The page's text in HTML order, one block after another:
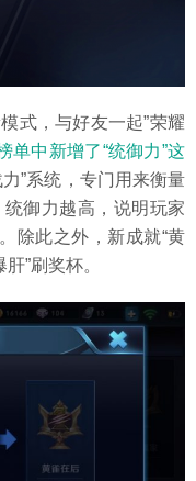
式，与好友一起”荣耀
单中新增了“统御力”这
”系统，专门用来衡量
御力越高，说明玩家
除此之外，新成就“黄
”刷奖杯。